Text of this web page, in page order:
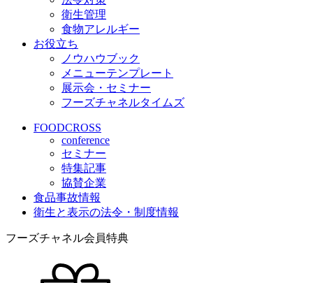
衛生管理
食物アレルギー
お役立ち
ノウハウブック
メニューテンプレート
展示会・セミナー
フーズチャネルタイムズ
FOODCROSS
conference
セミナー
特集記事
協賛企業
食品事故情報
衛生と表示の法令・制度情報
フーズチャネル会員特典